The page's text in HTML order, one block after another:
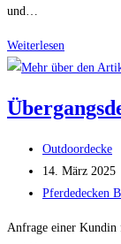
und…
Weiterlesen
für
in
Beitrags-
Autor:
Outdoordecke
Beitrag
veröffentlicht:
14. März 2025
Beitrags-
Pferdedecken
Anfrage einer Kundin